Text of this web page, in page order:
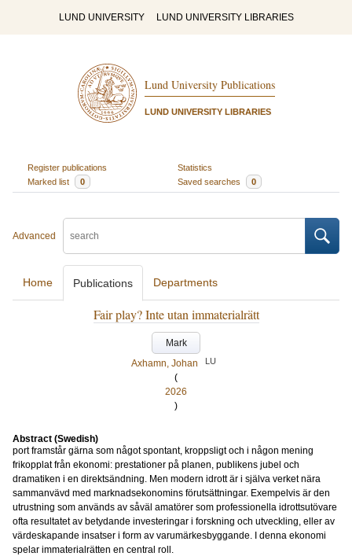
LUND UNIVERSITY LUND UNIVERSITY LIBRARIES
Lund University Publications
LUND UNIVERSITY LIBRARIES
Register publications
Statistics
Marked list
0 Saved searches 0
Advanced
Home Publications Departments
Fair play? Inte utan immaterialrätt
Mark
Axhamn, Johan
LU
(
2026
)
Abstract (Swedish)
port framstår gärna som något spontant, kroppsligt och i någon mening
frikopplat från ekonomi: prestationer på planen, publikens jubel och
dramatiken i en direktsändning. Men modern idrott är i själva verket nära
sammanvävd med marknadsekonomins förutsättningar. Exempelvis är den
utrustning som används av såväl amatörer som professionella idrottsutövare
ofta resultatet av betydande investeringar i forskning och utveckling, eller av
värdeskapande insatser i form av varumärkesbyggande. I denna ekonomi
spelar immaterialrätten en central roll.